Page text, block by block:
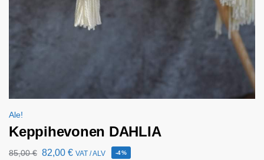
Ale!
Keppihevonen DAHLIA
85,00€ 82,00 € VAT / ALV -4%